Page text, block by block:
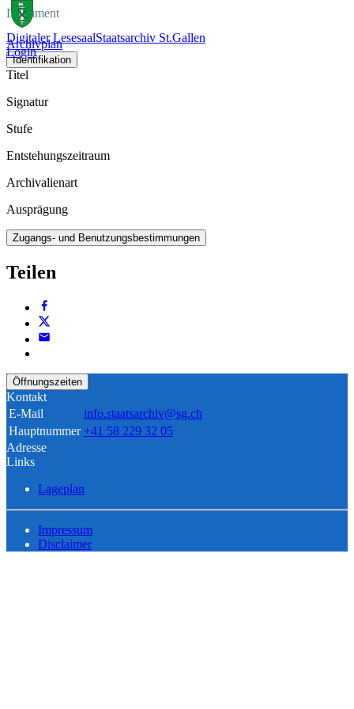
Digitaler LesesaalStaatsarchiv St.Gallen
Login
Dokument
Archivplan
Identifikation
Titel
Signatur
Stufe
Entstehungszeitraum
Archivalienart
Ausprägung
Zugangs- und Benutzungsbestimmungen
Teilen
Öffnungszeiten
Kontakt
E-Mail
info.staatsarchiv@sg.ch
Hauptnummer +41 58 229 32 05
Adresse
Links
Lageplan
Impressum
Disclaimer